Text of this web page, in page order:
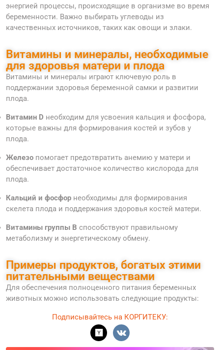
энергией процессы, происходящие в организме во время
беременности. Важно выбирать углеводы из
качественных источников, таких как овощи и злаки.
Витамины и минералы, необходимые
для здоровья матери и плода
Витамины и минералы играют ключевую роль в
поддержании здоровья беременной самки и развитии
плода.
Витамин D необходим для усвоения кальция и фосфора,
которые важны для формирования костей и зубов у
плода.
Железо помогает предотвратить анемию у матери и
обеспечивает достаточное количество кислорода для
плода.
Кальций и фосфор необходимы для формирования
скелета плода и поддержания здоровья костей матери.
Витамины группы B способствуют правильному
метаболизму и энергетическому обмену.
Примеры продуктов, богатых этими
питательными веществами
Для обеспечения полноценного питания беременных
животных можно использовать следующие продукты:
Подписывайтесь на КОРГИТЕКУ: